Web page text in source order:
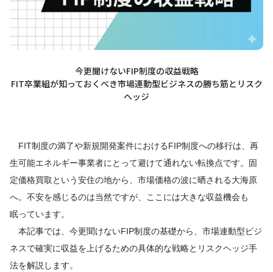
今更聞けないFIP制度の収益戦略
FIT卒業組が知っておくべき市場連動型ビジネスの勝ち筋とリスク
ヘッジ
FIT制度の満了や新規開発案件におけるFIP制度への移行は、再
生可能エネルギー事業者にとって避けて通れない転換点です。固
定価格買取という安住の地から、市場価格の波に晒される大海原
へ。不安を感じるのは当然ですが、ここには大きな収益機会も
眠っています。
本記事では、今更聞けないFIP制度の基礎から、市場連動型ビジ
ネスで確実に収益を上げるための具体的な戦略とリスクヘッジ手
法を解説します。